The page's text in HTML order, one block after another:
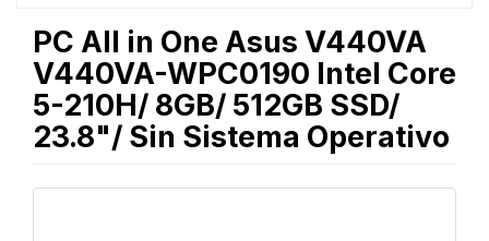
PC All in One Asus V440VA
V440VA-WPC0190 Intel Core
5-210H/ 8GB/ 512GB SSD/
23.8"/ Sin Sistema Operativo